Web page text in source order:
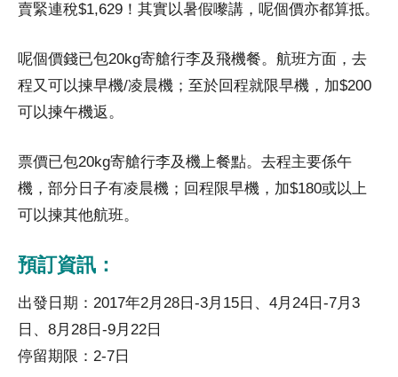
賣緊連稅$1,629！其實以暑假嚟講，呢個價亦都算抵。
呢個價錢已包20kg寄艙行李及飛機餐。航班方面，去
程又可以揀早機/凌晨機；至於回程就限早機，加$200
可以揀午機返。
票價已包20kg寄艙行李及機上餐點。去程主要係午
機，部分日子有凌晨機；回程限早機，加$180或以上
可以揀其他航班。
預訂資訊：
出發日期：2017年2月28日-3月15日、4月24日-7月3
日、8月28日-9月22日
停留期限：2-7日